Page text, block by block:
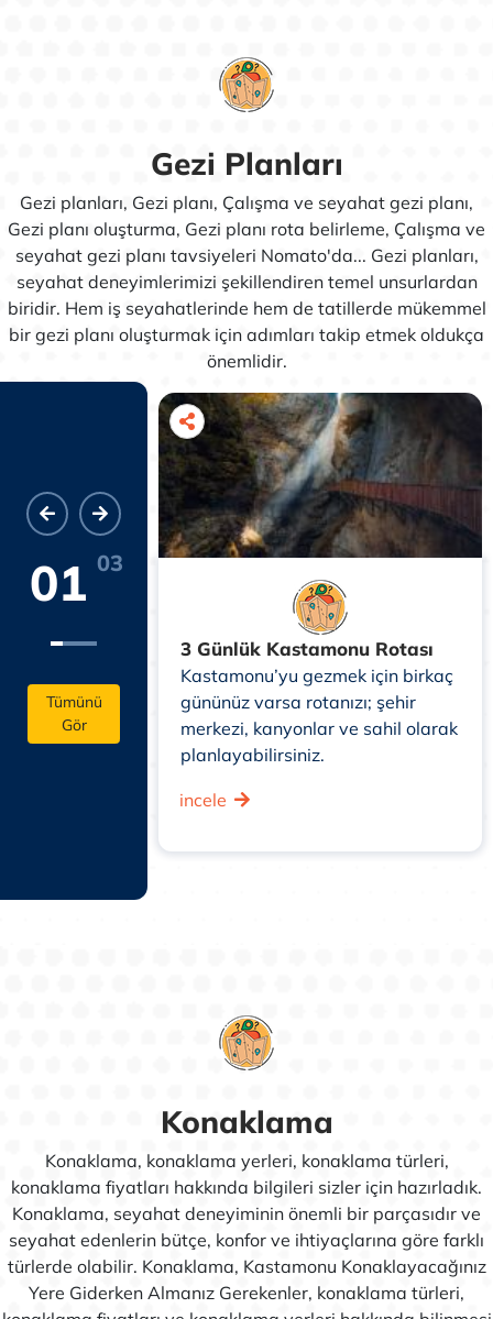
Gezi Planları
Gezi planları, Gezi planı, Çalışma ve seyahat gezi planı,
Gezi planı oluşturma, Gezi planı rota belirleme, Çalışma ve
seyahat gezi planı tavsiyeleri Nomato'da... Gezi planları,
seyahat deneyimlerimizi şekillendiren temel unsurlardan
biridir. Hem iş seyahatlerinde hem de tatillerde mükemmel
bir gezi planı oluşturmak için adımları takip etmek oldukça
önemlidir.
01 03
Tümünü
Gör
Rotası
diğer
doğal
3 Günlük Kastamonu Rotası
Kastamonu’yu gezmek için birkaç
gününüz varsa rotanızı; şehir
merkezi, kanyonlar ve sahil olarak
planlayabilirsiniz.
incele
Konaklama
Konaklama, konaklama yerleri, konaklama türleri,
konaklama fiyatları hakkında bilgileri sizler için hazırladık.
Konaklama, seyahat deneyiminin önemli bir parçasıdır ve
seyahat edenlerin bütçe, konfor ve ihtiyaçlarına göre farklı
türlerde olabilir. Konaklama, Kastamonu Konaklayacağınız
Yere Giderken Almanız Gerekenler, konaklama türleri,